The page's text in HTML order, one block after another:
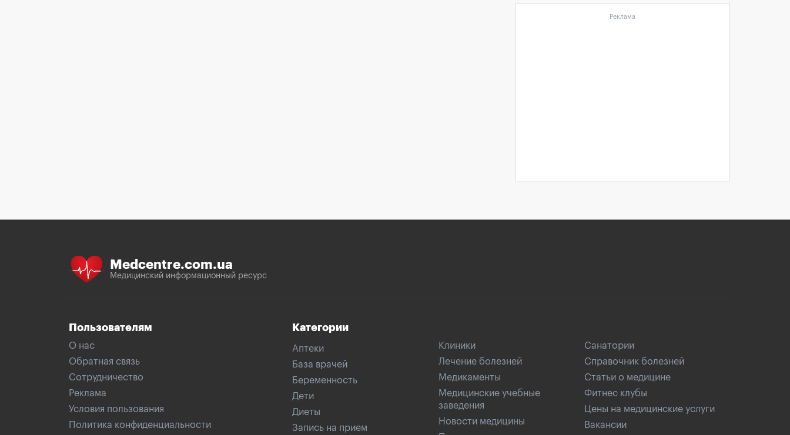
Реклама
Medcentre.com.ua
Медицинский информационный ресурс
Пользователям
О нас
Обратная связь
Сотрудничество
Реклама
Условия пользования
Политика конфиденциальности
Категории
Аптеки
База врачей
Беременность
Дети
Диеты
Запись на прием
Клиники
Лечение болезней
Медикаменты
Медицинские учебные
заведения
Новости медицины
Санатории
Справочник болезней
Статьи о медицине
Фитнес клубы
Цены на медицинские услуги
Вакансии